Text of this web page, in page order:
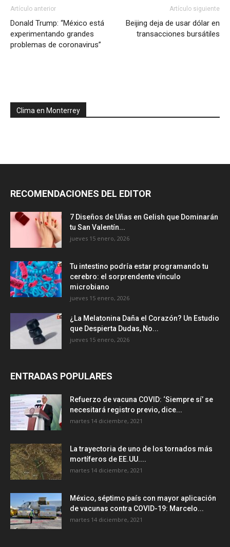
Artículo anterior
Donald Trump: “México está
experimentando grandes
problemas de coronavirus”
Artículo siguiente
Beijing deja de usar dólar en
transacciones bursátiles
Clima en Monterrey
RECOMENDACIONES DEL EDITOR
7 Diseños de Uñas en Gelish que Dominarán
tu San Valentín...
jueves 15 enero, 2026
Tu intestino podría estar programando tu
cerebro: el sorprendente vínculo
microbiano
jueves 15 enero, 2026
¿La Melatonina Daña el Corazón? Un Estudio
que Despierta Dudas, No...
jueves 15 enero, 2026
ENTRADAS POPULARES
Refuerzo de vacuna COVID: ‘Siempre sí’ se
necesitará registro previo, dice...
martes 14 diciembre, 2021
La trayectoria de uno de los tornados más
mortíferos de EE.UU....
martes 14 diciembre, 2021
México, séptimo país con mayor aplicación
de vacunas contra COVID-19: Marcelo...
martes 14 diciembre, 2021